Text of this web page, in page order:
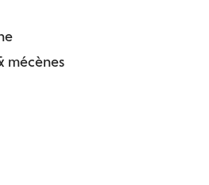
mécènes